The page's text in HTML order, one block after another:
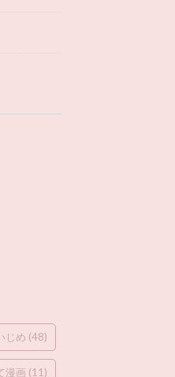
じめ (48)
漫画 (11)